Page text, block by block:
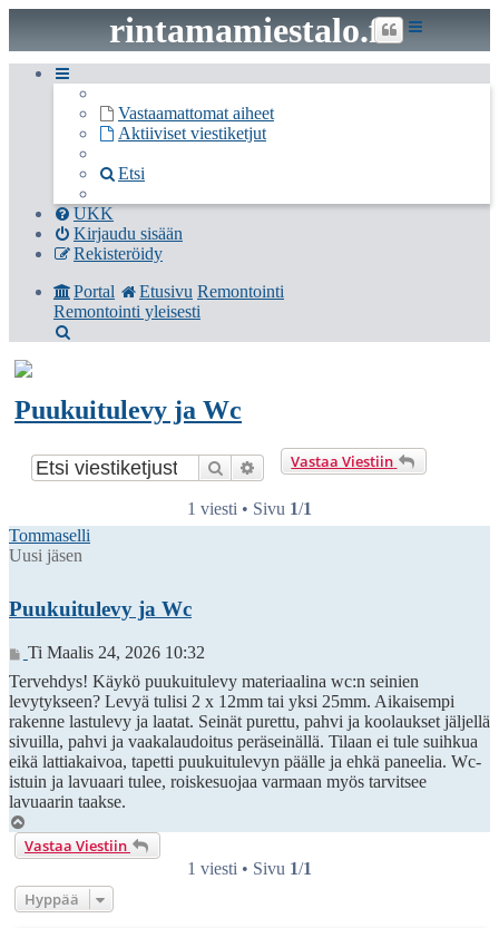
rintamamiestalo.fi
Vastaamattomat aiheet
Aktiiviset viestiketjut
Etsi
UKK
Kirjaudu sisään
Rekisteröidy
Portal
Etusivu Remontointi
Remontointi yleisesti
Puukuitulevy ja Wc
Vastaa Viestiin
Etsi Tarkennettu haku
1 viesti • Sivu 1/1
Tommaselli
Uusi jäsen
Puukuitulevy ja Wc
Viesti
Ti Maalis 24, 2026 10:32
Tervehdys! Käykö puukuitulevy materiaalina wc:n seinien
levytykseen? Levyä tulisi 2 x 12mm tai yksi 25mm. Aikaisempi
rakenne lastulevy ja laatat. Seinät purettu, pahvi ja koolaukset jäljellä
sivuilla, pahvi ja vaakalaudoitus peräseinällä. Tilaan ei tule suihkua
eikä lattiakaivoa, tapetti puukuitulevyn päälle ja ehkä paneelia. Wc-
istuin ja lavuaari tulee, roiskesuojaa varmaan myös tarvitsee
lavuaarin taakse.
Vastaa Viestiin
1 viesti • Sivu 1/1
Hyppää